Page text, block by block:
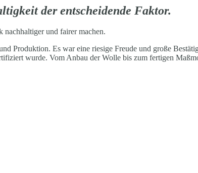
der entscheidende Faktor.
und fairer machen.
Produktion. Es war eine riesige Freude und große
wurde. Vom Anbau der Wolle bis zum fertigen